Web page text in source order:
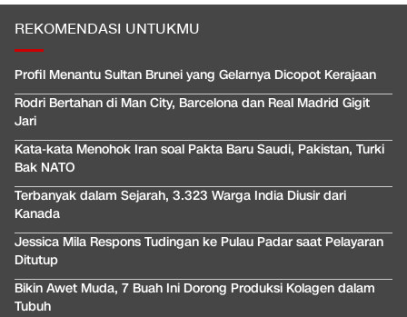
REKOMENDASI UNTUKMU
Profil Menantu Sultan Brunei yang Gelarnya Dicopot Kerajaan
Rodri Bertahan di Man City, Barcelona dan Real Madrid Gigit
Jari
Kata-kata Menohok Iran soal Pakta Baru Saudi, Pakistan, Turki
Bak NATO
Terbanyak dalam Sejarah, 3.323 Warga India Diusir dari
Kanada
Jessica Mila Respons Tudingan ke Pulau Padar saat Pelayaran
Ditutup
Bikin Awet Muda, 7 Buah Ini Dorong Produksi Kolagen dalam
Tubuh